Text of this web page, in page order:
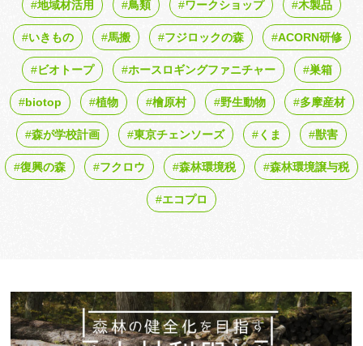
地域材活用 鳥類 ワークショップ 木製品
いきもの 馬搬 フジロックの森 ACORN研修
ビオトープ ホースロギングファニチャー 巣箱
biotop 植物 檜原村 野生動物 多摩産材
森が学校計画 東京チェンソーズ くま 獣害
復興の森 フクロウ 森林環境税 森林環境譲与税
エコプロ